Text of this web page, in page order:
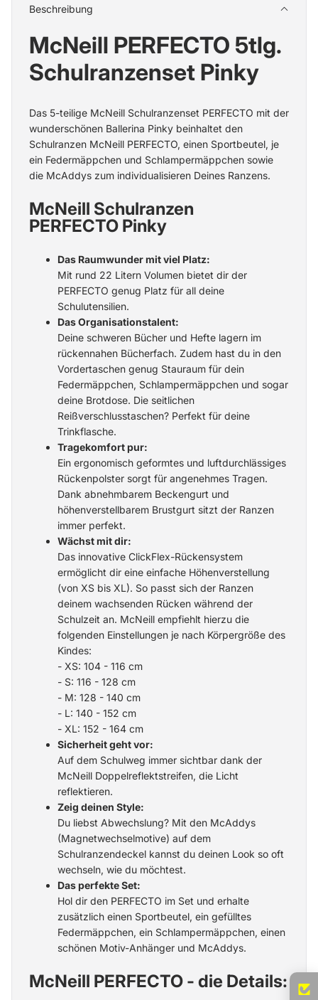
Beschreibung
McNeill PERFECTO 5tlg.
Schulranzenset Pinky
Das 5-teilige McNeill Schulranzenset PERFECTO mit der
wunderschönen Ballerina Pinky beinhaltet den
Schulranzen McNeill PERFECTO, einen Sportbeutel, je
ein Federmäppchen und Schlampermäppchen sowie
die McAddys zum individualisieren Deines Ranzens.
McNeill Schulranzen
PERFECTO Pinky
Das Raumwunder mit viel Platz:
Mit rund 22 Litern Volumen bietet dir der
PERFECTO genug Platz für all deine
Schulutensilien.
Das Organisationstalent:
Deine schweren Bücher und Hefte lagern im
rückennahen Bücherfach. Zudem hast du in den
Vordertaschen genug Stauraum für dein
Federmäppchen, Schlampermäppchen und sogar
deine Brotdose. Die seitlichen
Reißverschlusstaschen? Perfekt für deine
Trinkflasche.
Tragekomfort pur:
Ein ergonomisch geformtes und luftdurchlässiges
Rückenpolster sorgt für angenehmes Tragen.
Dank abnehmbarem Beckengurt und
höhenverstellbarem Brustgurt sitzt der Ranzen
immer perfekt.
Wächst mit dir:
Das innovative ClickFlex-Rückensystem
ermöglicht dir eine einfache Höhenverstellung
(von XS bis XL). So passt sich der Ranzen
deinem wachsenden Rücken während der
Schulzeit an. McNeill empfiehlt hierzu die
folgenden Einstellungen je nach Körpergröße des
Kindes:
- XS: 104 - 116 cm
- S: 116 - 128 cm
- M: 128 - 140 cm
- L: 140 - 152 cm
- XL: 152 - 164 cm
Sicherheit geht vor:
Auf dem Schulweg immer sichtbar dank der
McNeill Doppelreflektstreifen, die Licht
reflektieren.
Zeig deinen Style:
Du liebst Abwechslung? Mit den McAddys
(Magnetwechselmotive) auf dem
Schulranzendeckel kannst du deinen Look so oft
wechseln, wie du möchtest.
Das perfekte Set:
Hol dir den PERFECTO im Set und erhalte
zusätzlich einen Sportbeutel, ein gefülltes
Federmäppchen, ein Schlampermäppchen, einen
schönen Motiv-Anhänger und McAddys.
McNeill PERFECTO - die Details: